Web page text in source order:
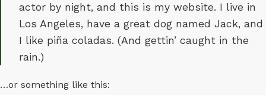
actor by night, and this is my website. I live in
Los Angeles, have a great dog named Jack, and
I like piña coladas. (And gettin’ caught in the
rain.)
…or something like this: